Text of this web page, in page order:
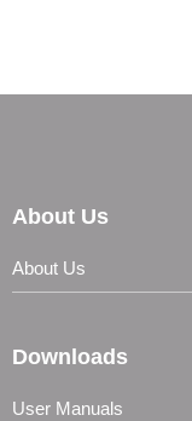
About Us
About Us
Downloads
User Manuals